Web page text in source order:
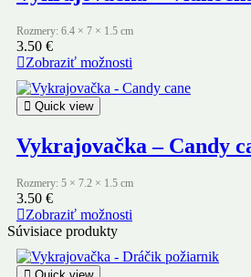
Rozmery: 6.4 × 7 × 1.5 cm
3.50 €
Zobraziť možnosti
Quick view
Vykrajovačka – Candy
Rozmery: 5 × 7.2 × 1.5 cm
3.50 €
Zobraziť možnosti
Súvisiace produkty